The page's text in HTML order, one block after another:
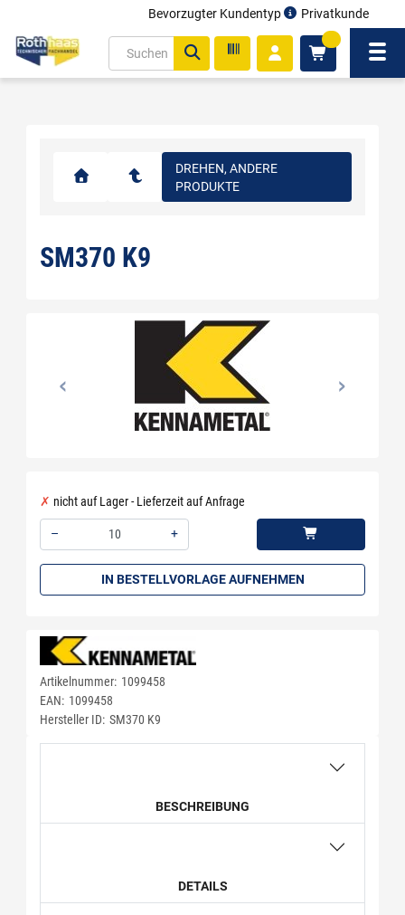
Bevorzugter Kundentyp Privatkunde
DREHEN, ANDERE
PRODUKTE
SM370 K9
nicht auf Lager - Lieferzeit auf Anfrage
–
+
IN BESTELLVORLAGE AUFNEHMEN
Artikelnummer: 1099458
EAN: 1099458
Hersteller ID: SM370 K9
BESCHREIBUNG
DETAILS